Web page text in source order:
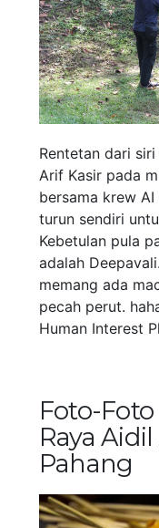
Rentetan dari
Arif Kasir pada
bersama krew AI
turun sendiri
Kebetulan pula
adalah
memang ada
pecah perut.
Human Interest
Foto-
Raya
Pahang